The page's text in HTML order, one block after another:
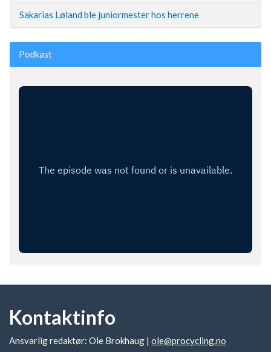
Sakarias Løland ble juniormester hos herrene
Podkast
Kontaktinfo
Ansvarlig redaktør: Ole Brokhaug | ole@procycling.no